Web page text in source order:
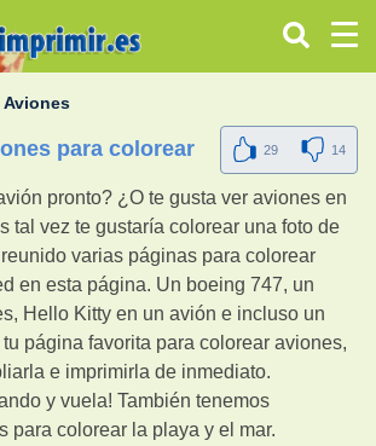
Aviones
para colorear 29 14
pronto? ¿O te gusta ver aviones en
tal vez te gustaría colorear una foto de
varias páginas para colorear
en esta página. Un boeing 747, un
Hello Kitty en un avión e incluso un
página favorita para colorear aviones,
e imprimirla de inmediato.
y vuela! También tenemos
para colorear la playa y el mar.